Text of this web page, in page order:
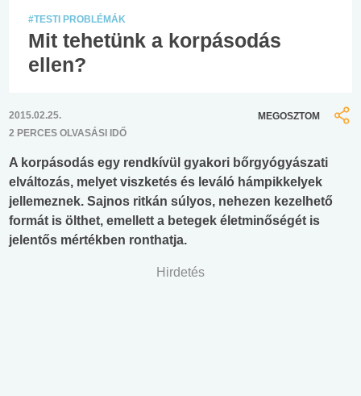
#TESTI PROBLÉMÁK
Mit tehetünk a korpásodás
ellen?
2015.02.25.
2 PERCES OLVASÁSI IDŐ
MEGOSZTOM
A korpásodás egy rendkívül gyakori bőrgyógyászati
elváltozás, melyet viszketés és leváló hámpikkelyek
jellemeznek. Sajnos ritkán súlyos, nehezen kezelhető
formát is ölthet, emellett a betegek életminőségét is
jelentős mértékben ronthatja.
Hirdetés